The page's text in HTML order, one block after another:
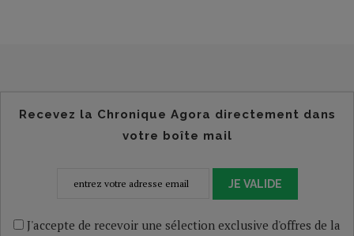
Recevez la Chronique Agora directement dans
votre boîte mail
JE VALIDE
J'accepte de recevoir une sélection exclusive d'offres de la